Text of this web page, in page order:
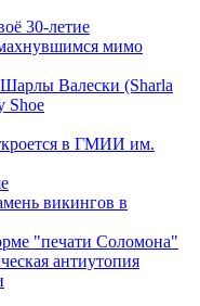
30-летие
мимо
Валески (Sharla
Shoe
в ГМИИ им.
викингов в
"печати Соломона"
антиутопия